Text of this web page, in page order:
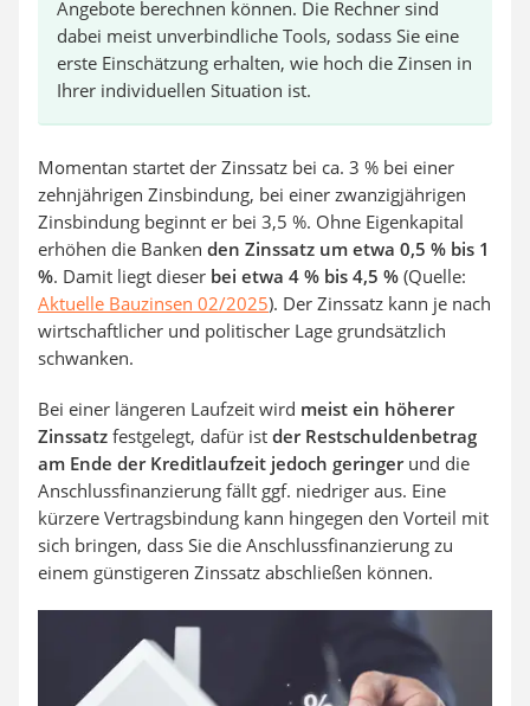
Angebote berechnen können. Die Rechner sind
dabei meist unverbindliche Tools, sodass Sie eine
erste Einschätzung erhalten, wie hoch die Zinsen in
Ihrer individuellen Situation ist.
Momentan startet der Zinssatz bei ca. 3 % bei einer
zehnjährigen Zinsbindung, bei einer zwanzigjährigen
Zinsbindung beginnt er bei 3,5 %. Ohne Eigenkapital
erhöhen die Banken den Zinssatz um etwa 0,5 % bis 1
%. Damit liegt dieser bei etwa 4 % bis 4,5 % (Quelle:
Aktuelle Bauzinsen 02/2025). Der Zinssatz kann je nach
wirtschaftlicher und politischer Lage grundsätzlich
schwanken.
Bei einer längeren Laufzeit wird meist ein höherer
Zinssatz festgelegt, dafür ist der Restschuldenbetrag
am Ende der Kreditlaufzeit jedoch geringerund die
Anschlussfinanzierung fällt ggf. niedriger aus. Eine
kürzere Vertragsbindung kann hingegen den Vorteil mit
sich bringen, dass Sie die Anschlussfinanzierung zu
einem günstigeren Zinssatz abschließen können.